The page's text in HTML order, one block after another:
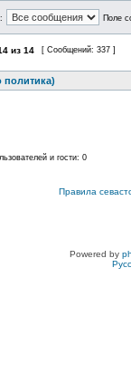
Поле
из 14 [ Сообщений: 337 ]
политика)
и гости: 0
Правила
Powered by